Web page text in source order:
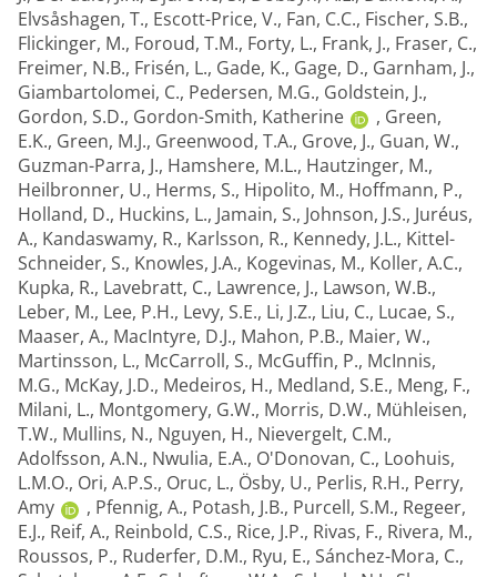
Elvsåshagen, T., Escott-Price, V., Fan, C.C., Fischer, S.B.,
Flickinger, M., Foroud, T.M., Forty, L., Frank, J., Fraser, C.,
Freimer, N.B., Frisén, L., Gade, K., Gage, D., Garnham, J.,
Giambartolomei, C., Pedersen, M.G., Goldstein, J.,
Gordon, S.D., Gordon-Smith, Katherine , Green,
E.K., Green, M.J., Greenwood, T.A., Grove, J., Guan, W.,
Guzman-Parra, J., Hamshere, M.L., Hautzinger, M.,
Heilbronner, U., Herms, S., Hipolito, M., Hoffmann, P.,
Holland, D., Huckins, L., Jamain, S., Johnson, J.S., Juréus,
A., Kandaswamy, R., Karlsson, R., Kennedy, J.L., Kittel-
Schneider, S., Knowles, J.A., Kogevinas, M., Koller, A.C.,
Kupka, R., Lavebratt, C., Lawrence, J., Lawson, W.B.,
Leber, M., Lee, P.H., Levy, S.E., Li, J.Z., Liu, C., Lucae, S.,
Maaser, A., MacIntyre, D.J., Mahon, P.B., Maier, W.,
Martinsson, L., McCarroll, S., McGuffin, P., McInnis,
M.G., McKay, J.D., Medeiros, H., Medland, S.E., Meng, F.,
Milani, L., Montgomery, G.W., Morris, D.W., Mühleisen,
T.W., Mullins, N., Nguyen, H., Nievergelt, C.M.,
Adolfsson, A.N., Nwulia, E.A., O'Donovan, C., Loohuis,
L.M.O., Ori, A.P.S., Oruc, L., Ösby, U., Perlis, R.H., Perry,
Amy
, Pfennig, A., Potash, J.B., Purcell, S.M., Regeer,
E.J., Reif, A., Reinbold, C.S., Rice, J.P., Rivas, F., Rivera, M.,
Roussos, P., Ruderfer, D.M., Ryu, E., Sánchez-Mora, C.,